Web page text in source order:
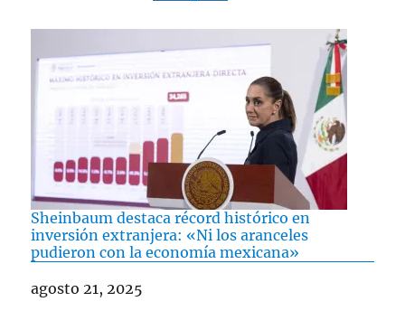
Sheinbaum destaca récord histórico en
inversión extranjera: «Ni los aranceles
pudieron con la economía mexicana»
Fecha
agosto 21, 2025